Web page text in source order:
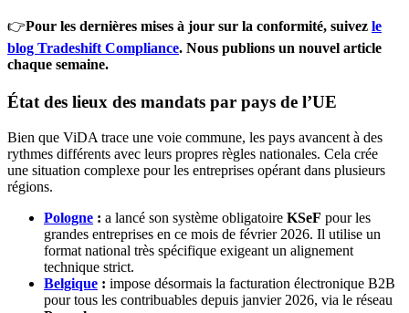
👉Pour les dernières mises à jour sur la conformité, suivez le
blog Tradeshift Compliance. Nous publions un nouvel article
chaque semaine.
État des lieux des mandats par pays de l’UE
Bien que ViDA trace une voie commune, les pays avancent à des
rythmes différents avec leurs propres règles nationales. Cela crée
une situation complexe pour les entreprises opérant dans plusieurs
régions.
Pologne : a lancé son système obligatoire KSeF pour les
grandes entreprises en ce mois de février 2026. Il utilise un
format national très spécifique exigeant un alignement
technique strict.
Belgique : impose désormais la facturation électronique B2B
pour tous les contribuables depuis janvier 2026, via le réseau